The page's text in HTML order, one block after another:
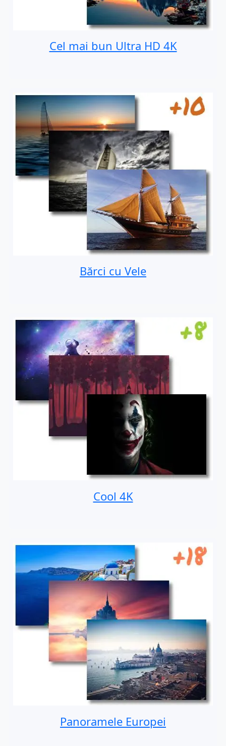
Cel mai bun Ultra HD 4K
Bărci cu Vele
Cool 4K
Panoramele Europei